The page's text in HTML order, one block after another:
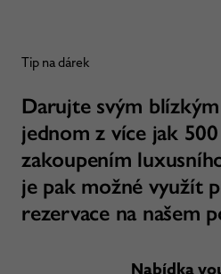
Tip na dárek
Darujte svým
jednom z více jak
zakoupením
je pak možné využít
rezervace na našem
Nabídka